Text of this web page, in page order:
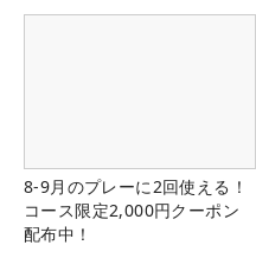
8-9月のプレーに2回使える！
コース限定2,000円クーポン
配布中！